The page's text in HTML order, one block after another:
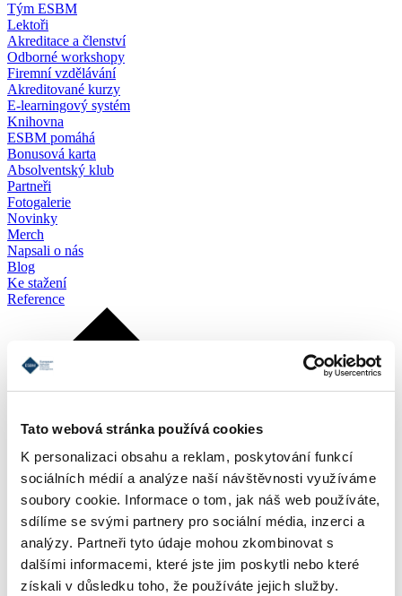
Tato webová stránka používá cookies
K personalizaci obsahu a reklam, poskytování funkcí
sociálních médií a analýze naší návštěvnosti využíváme
soubory cookie. Informace o tom, jak náš web používáte,
sdílíme se svými partnery pro sociální média, inzerci a
analýzy. Partneři tyto údaje mohou zkombinovat s
dalšími informacemi, které jste jim poskytli nebo které
získali v důsledku toho, že používáte jejich služby.
Tým ESBM
Lektoři
Akreditace a členství
Odborné workshopy
Firemní vzdělávání
Akreditované kurzy
E-learningový systém
Knihovna
ESBM pomáhá
Bonusová karta
Absolventský klub
Partneři
Fotogalerie
Novinky
Merch
Napsali o nás
Blog
Ke stažení
Reference